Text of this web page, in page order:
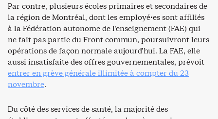
Par contre, plusieurs écoles primaires et secondaires de
la région de Montréal, dont les employé·es sont affiliés
à la Fédération autonome de l’enseignement (FAE) qui
ne fait pas partie du Front commun, poursuivront leurs
opérations de façon normale aujourd’hui. La FAE, elle
aussi insatisfaite des offres gouvernementales, prévoit
entrer en grève générale illimitée à compter du 23
novembre.
Du côté des services de santé, la majorité des